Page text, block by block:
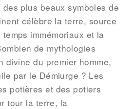
des plus beaux symboles de
célèbre la terre, source
immémoriaux et la
de mythologies
divine du premier homme,
par le Démiurge ? Les
potières et des potiers
tour la terre, la